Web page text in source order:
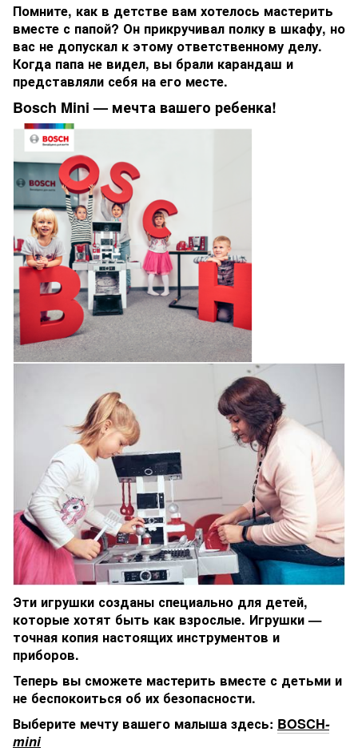
Помните, как в детстве вам хотелось мастерить
вместе с папой? Он прикручивал полку в шкафу, но
вас не допускал к этому ответственному делу.
Когда папа не видел, вы брали карандаш и
представляли себя на его месте.
Bosch Mini — мечта вашего ребенка!
Эти игрушки созданы специально для детей,
которые хотят быть как взрослые. Игрушки —
точная копия настоящих инструментов и
приборов.
Теперь вы сможете мастерить вместе с детьми и
не беспокоиться об их безопасности.
Выберите мечту вашего малыша здесь: BOSCH-
mini